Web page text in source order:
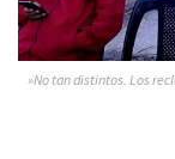
»No tan distintos. Los